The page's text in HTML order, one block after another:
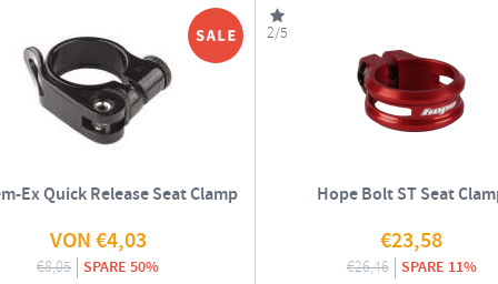
Ex Quick Release Seat Clamp
VON€4,03
€8,05 SPARE 50%
2/5
Hope Bolt ST Seat
€23,58
€26,46 SPARE 11%